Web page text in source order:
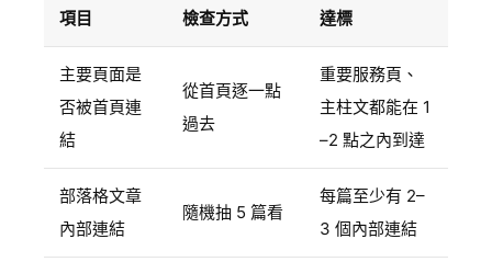
項目 檢查方式 達標
主要頁面是
否被首頁連
結
從首頁逐一點
過去
重要服務頁、
主柱文都能在 1
–2 點之內到達
部落格文章
內部連結
隨機抽 5 篇看
每篇至少有 2–
3 個內部連結